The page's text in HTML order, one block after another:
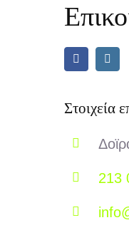
Στοιχεία
213